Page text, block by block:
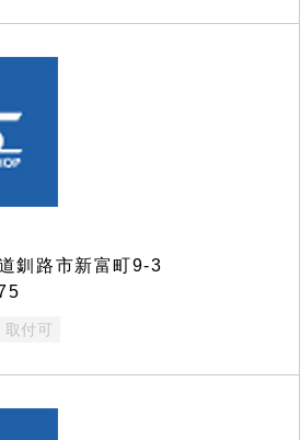
釧路市新富町9-3
取付可